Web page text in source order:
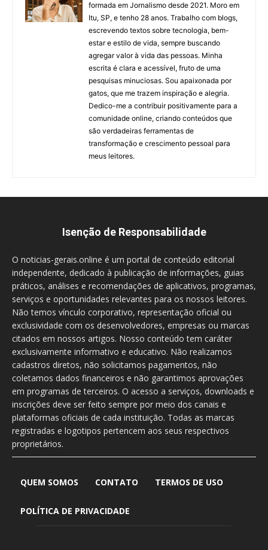
formada em Jornalismo desde 2021. Moro em
Itu, SP, e tenho 28 anos. Trabalho com blogs,
escrevendo textos sobre tecnologia, bem-
estar e estilo de vida, sempre buscando
agregar valor à vida das pessoas. Minha
escrita é clara e acessível, fruto de uma
pesquisas minuciosas. Sou apaixonada por
gatos, que me trazem inspiração e alegria.
Dedico-me a contribuir positivamente para a
comunidade online, criando conteúdos que
são verdadeiras ferramentas de
transformação e crescimento pessoal para
meus leitores.
Isenção de Responsabilidade
O noticias-gerais.online é um portal de conteúdo editorial
independente, dedicado à publicação de informações, guias
práticos, análises e recomendações de aplicativos, programas,
serviços e oportunidades relevantes para os nossos leitores.
Não temos vínculo corporativo, representação oficial ou
exclusividade com os desenvolvedores, empresas ou marcas
citados em nossos artigos. Nosso conteúdo tem caráter
exclusivamente informativo e educativo. Não realizamos
cadastros diretos, não solicitamos pagamentos, não
coletamos dados financeiros e não garantimos aprovações
em programas de terceiros. O acesso a serviços, downloads e
inscrições deve ser feito sempre por meio dos canais e
plataformas oficiais de cada instituição. Todas as marcas
registradas e logotipos pertencem aos seus respectivos
proprietários.
QUEM SOMOS CONTATO TERMOS DE USO
POLÍTICA DE PRIVACIDADE